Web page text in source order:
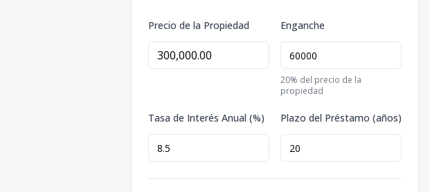
Precio de la Propiedad Enganche
20% del precio de la
propiedad
Tasa de Interés Anual (%) Plazo del Préstamo (años)